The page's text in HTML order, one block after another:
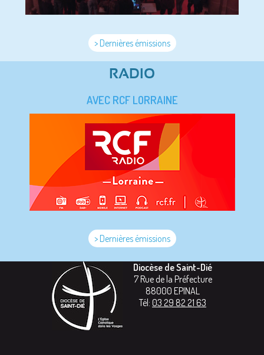
> Dernières émissions
RADIO
AVEC RCF LORRAINE
> Dernières émissions
Diocèse de Saint-Dié
7 Rue de la Préfecture
88000 EPINAL
Tél: 03 29 82 21 63